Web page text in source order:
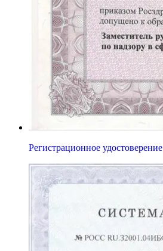
Регистрационное удостоверение